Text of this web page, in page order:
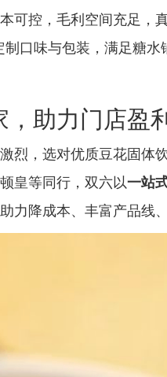
可控，毛利空间充足，
制口味与包装，满足糖
助力门店盈
烈，选对优质豆花固体
皇等同行，双六以一站
力降成本、丰富产品线